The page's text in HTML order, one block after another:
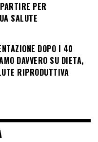
PER
SALUTE
DOPO I 40
DAVVERO SU DIETA,
RIPRODUTTIVA